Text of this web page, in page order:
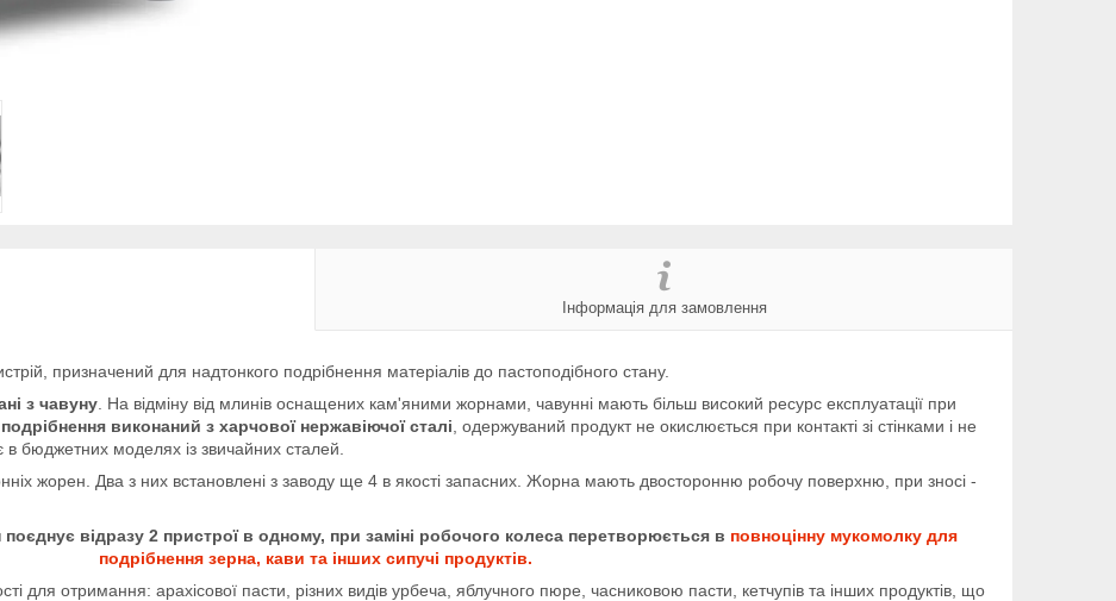
Інформація для замовлення
призначений для надтонкого подрібнення матеріалів до пастоподібного стану.
з чавуну . На відміну від млинів оснащених кам'яними жорнами, чавунні мають більш високий ресурс експлуатації при
виконаний з харчової нержавіючої сталі , одержуваний продукт не окислюється при контакті зі стінками і не
бюджетних моделях із звичайних сталей.
жорен. Два з них встановлені з заводу ще 4 в якості запасних. Жорна мають двосторонню робочу поверхню, при зносі -
відразу 2 пристрої в одному, при заміні робочого колеса перетворюється в повноцінну мукомолку для
подрібнення зерна, кави та інших сипучі продуктів.
для отримання: арахісової пасти, різних видів урбеча, яблучного пюре, часниковою пасти, кетчупів та інших продуктів, що